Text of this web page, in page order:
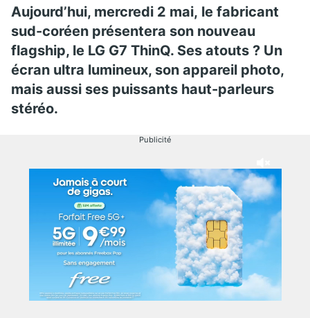
Aujourd’hui, mercredi 2 mai, le fabricant
sud-coréen présentera son nouveau
flagship, le LG G7 ThinQ. Ses atouts ? Un
écran ultra lumineux, son appareil photo,
mais aussi ses puissants haut-parleurs
stéréo.
Publicité